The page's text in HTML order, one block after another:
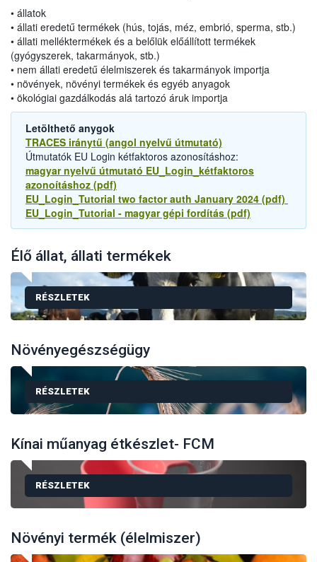
• állatok
• állati eredetű termékek (hús, tojás, méz, embrió, sperma, stb.)
• állati melléktermékek és a belőlük előállított termékek
(gyógyszerek, takarmányok, stb.)
• nem állati eredetű élelmiszerek és takarmányok importja
• növények, növényi termékek és egyéb anyagok
• ökológiai gazdálkodás alá tartozó áruk importja
Letölthető anygok
TRACES iránytű (angol nyelvű útmutató)
Útmutatók EU Login kétfaktoros azonosításhoz:
magyar nyelvű útmutató EU_Login_kétfaktoros
azonoításhoz (pdf)
EU_Login_Tutorial two factor auth January 2024 (pdf)
EU_Login_Tutorial - magyar gépi fordítás (pdf)
Élő állat, állati termékek
RÉSZLETEK
Növényegészségügy
RÉSZLETEK
Kínai műanyag étkészlet- FCM
RÉSZLETEK
Növényi termék (élelmiszer)